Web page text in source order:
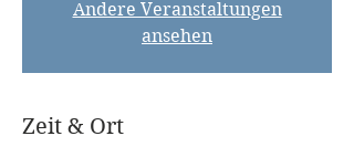
Andere Veranstaltungen
ansehen
Zeit & Ort